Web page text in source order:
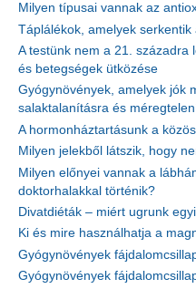
Milyen típusai vannak az
Táplálékok, amelyek
A testünk nem a 21. századra
és betegségek ütközése
Gyógynövények, amelyek jók
salaktalanításra és
A hormonháztartásunk a
Milyen jelekből látszik, hogy
Milyen előnyei vannak a
doktorhalakkal történik?
Divatdiéták – miért ugrunk
Ki és mire használhatja a
Gyógynövények
Gyógynövények